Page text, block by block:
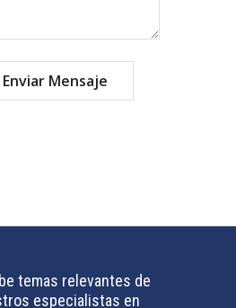
temas relevantes de
especialistas en